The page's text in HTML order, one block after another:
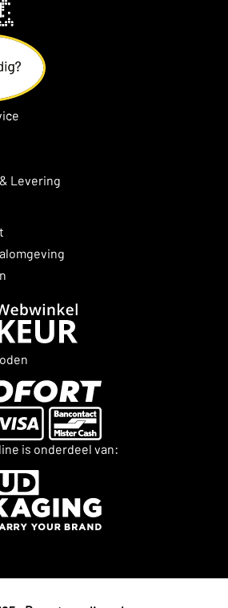
Levering
is onderdeel van: